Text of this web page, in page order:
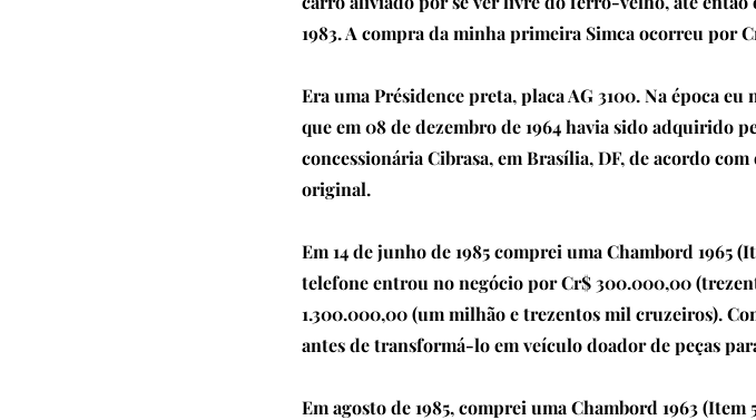
1983. A compra da minha primeira Simca ocorreu por
Era uma Présidence preta, placa AG 3100. Na época
que em 08 de dezembro de 1964 havia sido adquirido
concessionária Cibrasa, em Brasília, DF, de acordo
original.
Em 14 de junho de 1985 comprei uma Chambord
telefone entrou no negócio por Cr$ 300.000,00
1.300.000,00 (um milhão e trezentos mil cruzeiros).
antes de transformá-lo em veículo doador de peças
Em agosto de 1985, comprei uma Chambord 1963